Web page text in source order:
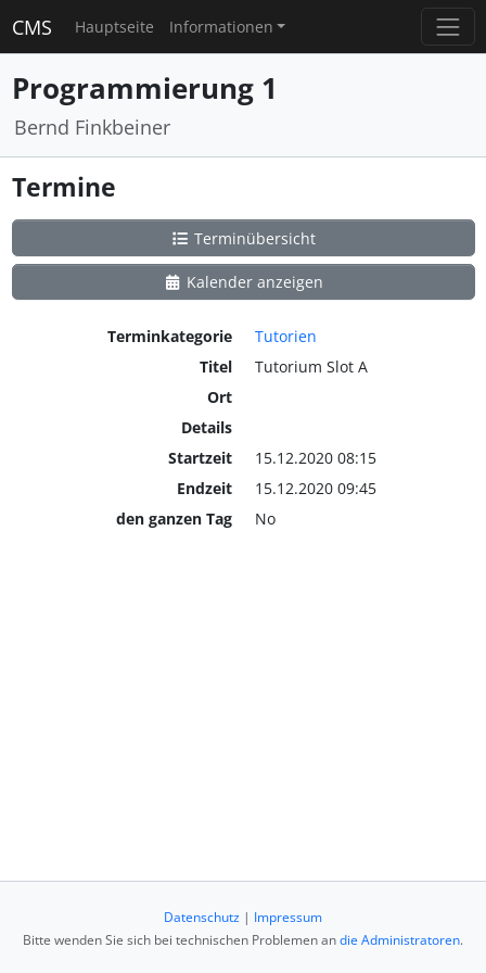
CMS Hauptseite Informationen
Programmierung 1
Bernd Finkbeiner
Termine
Terminübersicht
Kalender anzeigen
Terminkategorie
Tutorien
Titel
Tutorium Slot A
Ort
Details
Startzeit
15.12.2020 08:15
Endzeit
15.12.2020 09:45
den ganzen Tag
No
Datenschutz | Impressum
Bitte wenden Sie sich bei technischen Problemen andie Administratoren.